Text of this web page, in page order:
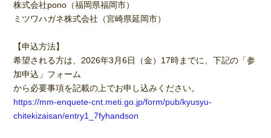
株式会社pono（福岡県福岡市）
ミツワハガネ株式会社（宮崎県延岡市）
【申込方法】
希望される方は、2026年3月6日（金）17時までに、下記の「参
加申込」フォーム
から必要事項を記載の上でお申し込みください。
https://mm-enquete-cnt.meti.go.jp/form/pub/kyusyu-
chitekizaisan/entry1_7fyhandson